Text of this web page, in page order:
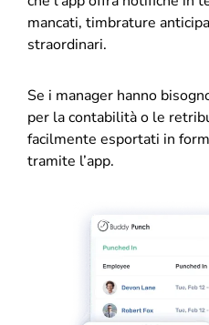
mancati, timbrature
straordinari.
Se i manager hanno
per la contabilità o le
facilmente esportati in
tramite l’app.